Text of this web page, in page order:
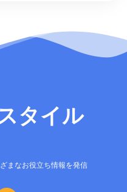
タイル
まなお役立ち情報を発信